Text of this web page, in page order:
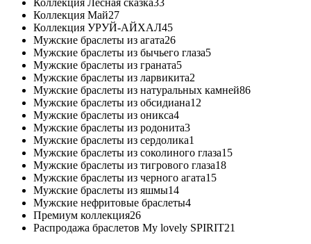
Коллекция Май27
Коллекция УРУЙ-АЙХАЛ45
Мужские браслеты из агата26
Мужские браслеты из бычьего глаза5
Мужские браслеты из граната5
Мужские браслеты из ларвикита2
Мужские браслеты из натуральных камней86
Мужские браслеты из обсидиана12
Мужские браслеты из оникса4
Мужские браслеты из родонита3
Мужские браслеты из сердолика1
Мужские браслеты из соколиного глаза15
Мужские браслеты из тигрового глаза18
Мужские браслеты из черного агата15
Мужские браслеты из яшмы14
Мужские нефритовые браслеты4
Премиум коллекция26
Распродажа браслетов My lovely SPIRIT21